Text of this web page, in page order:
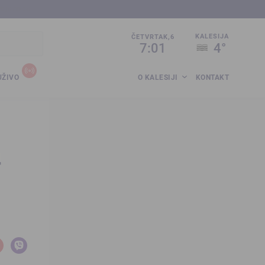
ČETVRTAK,6
7:01
KALESIJA
4°
O KALESIJI KONTAKT